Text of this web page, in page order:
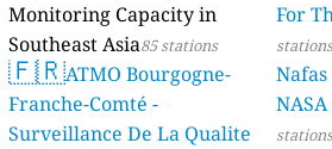
Monitoring Capacity in
Southeast Asia85 stations
🇫🇷ATMO Bourgogne-
Franche-Comté -
Surveillance De La Qualite
For
stations
Nafas
NASA
stations